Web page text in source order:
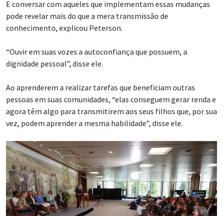
E conversar com aqueles que implementam essas mudanças
pode revelar mais do que a mera transmissão de
conhecimento, explicou Peterson.
“Ouvir em suas vozes a autoconfiança que possuem, a
dignidade pessoal”, disse ele.
Ao aprenderem a realizar tarefas que beneficiam outras
pessoas em suas comunidades, “elas conseguem gerar renda e
agora têm algo para transmitirem aos seus filhos que, por sua
vez, podem aprender a mesma habilidade”, disse ele.